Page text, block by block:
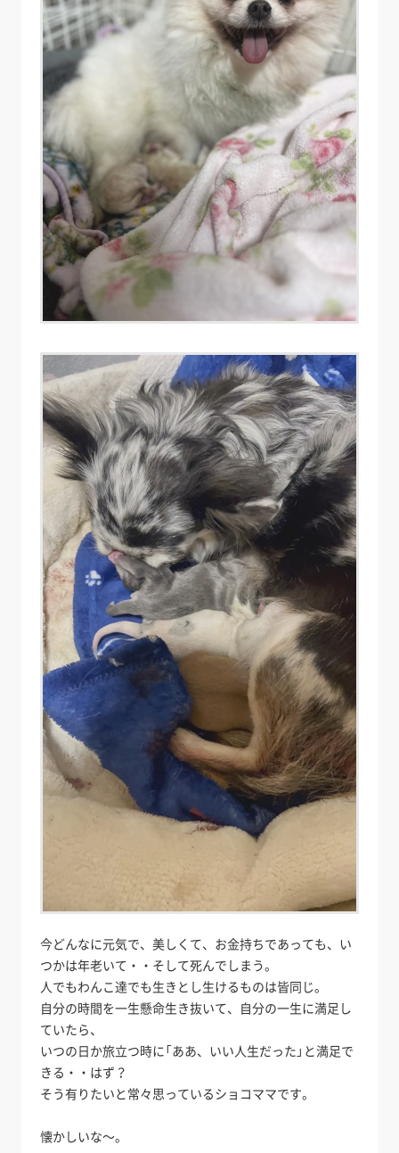
今どんなに元気で、美しくて、お金持ちであっても、い
つかは年老いて・・そして死んでしまう。
人でもわんこ達でも生きとし生けるものは皆同じ。
自分の時間を一生懸命生き抜いて、自分の一生に満足し
ていたら、
いつの日か旅立つ時に「ああ、いい人生だった」と満足で
きる・・はず？
そう有りたいと常々思っているショコママです。
懐かしいな～。